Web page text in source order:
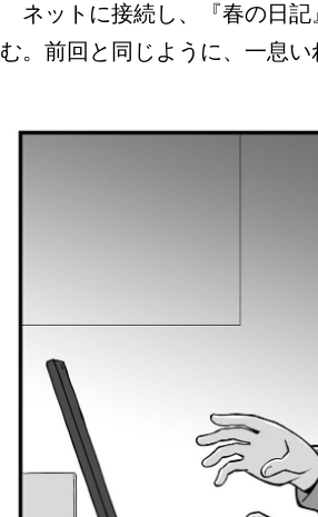
ネットに接続し、『春の日記
む。前回と同じように、一息